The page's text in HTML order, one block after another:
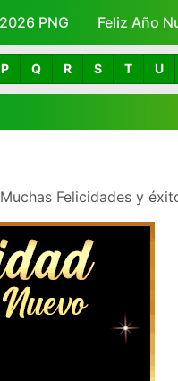
2026 PNG Feliz Año
P Q R S T U
Felicidades y